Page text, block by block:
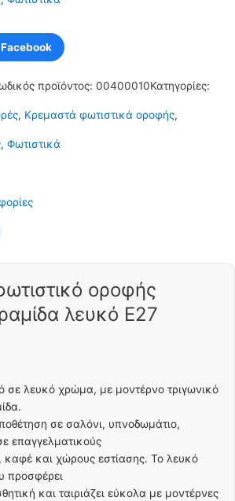
Facebook
προϊόντος: 00400010Κατηγορίες:
, Κρεμαστά φωτιστικά οροφής,
, Φωτιστικά
οροφής
λευκό E27
σε λευκό χρώμα, με μοντέρνο τριγωνικό
σε σαλόνι, υπνοδωμάτιο,
επαγγελματικούς
και χώρους εστίασης. Το λευκό
προσφέρει
και ταιριάζει εύκολα με μοντέρνες